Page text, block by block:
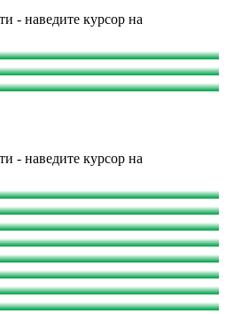
- наведите курсор на
- наведите курсор на